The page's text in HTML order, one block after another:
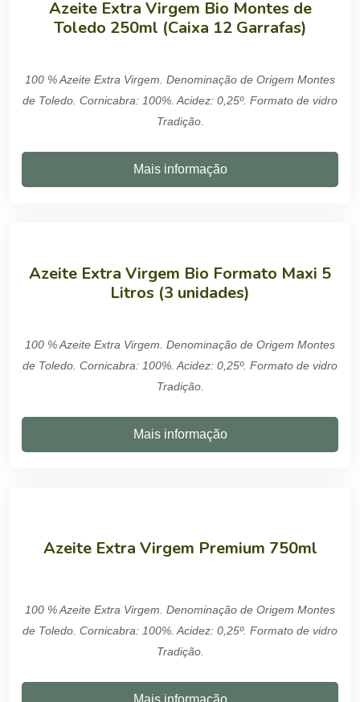
Azeite Extra Virgem Bio Montes de
Toledo 250ml (Caixa 12 Garrafas)
100 % Azeite Extra Virgem. Denominação de Origem Montes
de Toledo. Cornicabra: 100%. Acidez: 0,25º. Formato de vidro
Tradição.
Mais informação
Azeite Extra Virgem Bio Formato Maxi 5
Litros (3 unidades)
100 % Azeite Extra Virgem. Denominação de Origem Montes
de Toledo. Cornicabra: 100%. Acidez: 0,25º. Formato de vidro
Tradição.
Mais informação
Azeite Extra Virgem Premium 750ml
100 % Azeite Extra Virgem. Denominação de Origem Montes
de Toledo. Cornicabra: 100%. Acidez: 0,25º. Formato de vidro
Tradição.
Mais informação